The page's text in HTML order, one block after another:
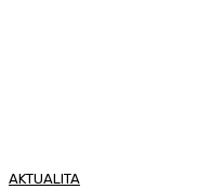
AKTUALITA